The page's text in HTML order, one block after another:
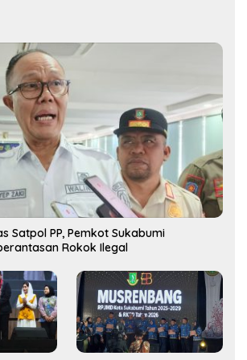
Satpol PP, Pemkot Sukabumi
Rokok Ilegal